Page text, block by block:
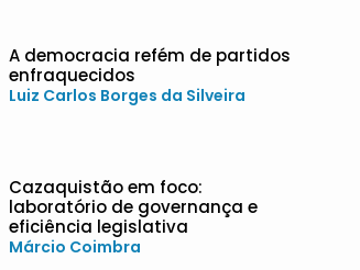
A democracia refém de partidos
enfraquecidos
Luiz Carlos Borges da Silveira
Cazaquistão em foco:
laboratório de governança e
eficiência legislativa
Márcio Coimbra